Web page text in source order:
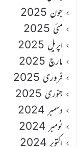
جون 2025
مئی 2025
اپریل 2025
مارچ 2025
فروری 2025
جنوری 2025
دسمبر 2024
نومبر 2024
اکتوبر 2024